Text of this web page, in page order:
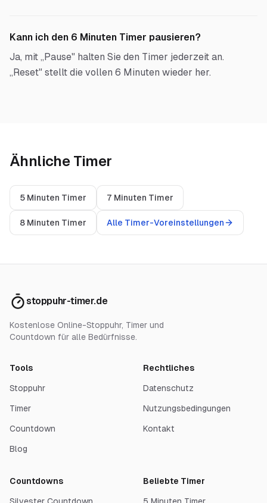
Kann ich den 6 Minuten Timer pausieren?
Ja, mit „Pause" halten Sie den Timer jederzeit an.
„Reset" stellt die vollen 6 Minuten wieder her.
Ähnliche Timer
5 Minuten Timer 7 Minuten Timer
8 Minuten Timer Alle Timer-Voreinstellungen
stoppuhr-timer.de
Kostenlose Online-Stoppuhr, Timer und
Countdown für alle Bedürfnisse.
Tools
Stoppuhr
Timer
Countdown
Blog
Rechtliches
Datenschutz
Nutzungsbedingungen
Kontakt
Countdowns Beliebte Timer